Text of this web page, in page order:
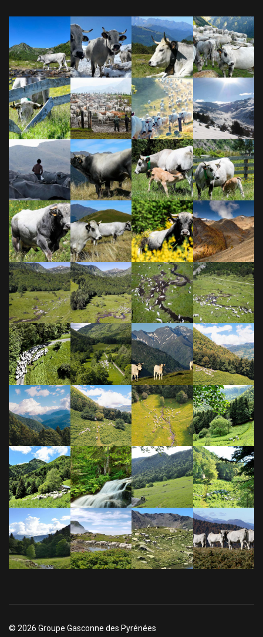
© 2026 Groupe Gasconne des Pyrénées